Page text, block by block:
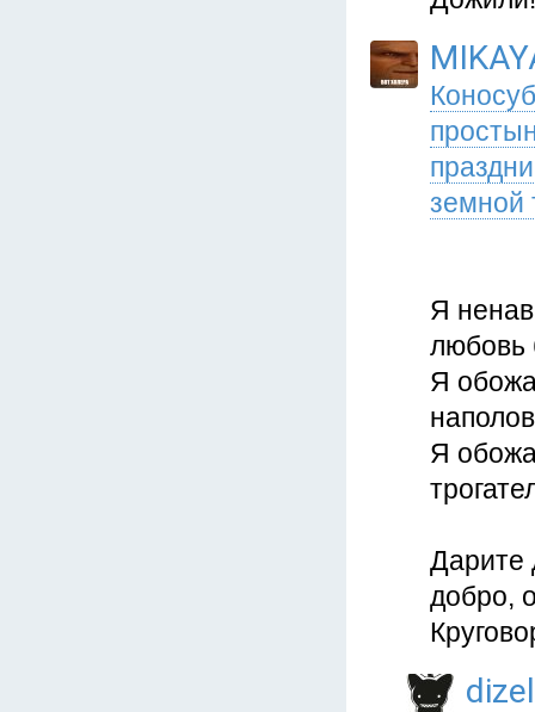
земной
Я
любовь
Я
Я
Дарите
добро,